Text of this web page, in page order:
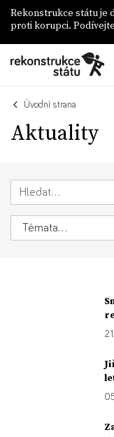
Rekonstrukce státu je
proti korupci.
Úvodní strana
Aktuality